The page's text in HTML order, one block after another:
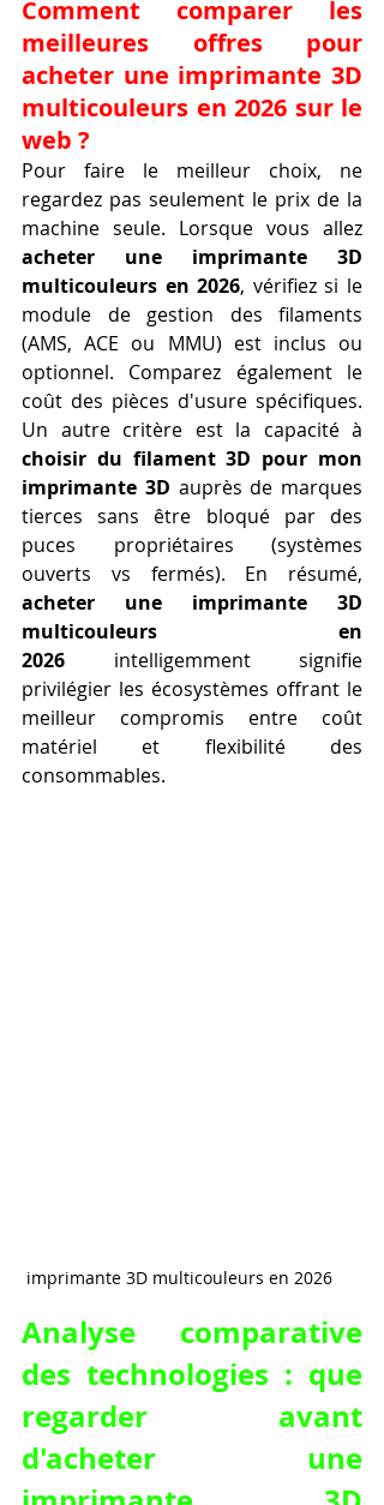
Comment comparer les
meilleures offres pour
acheter une imprimante 3D
multicouleurs en 2026 sur le
web ?
Pour faire le meilleur choix, ne
regardez pas seulement le prix de la
acheter une imprimante 3D
multicouleurs en 2026, vérifiez si le
module de gestion des filaments
(AMS, ACE ou MMU) est inclus ou
optionnel. Comparez également le
coût des pièces d'usure spécifiques.
choisir du filament 3D pour mon
imprimante 3D auprès de marques
tierces sans être bloqué par des
puces propriétaires (systèmes
acheter une imprimante 3D
multicouleurs en
2026 intelligemment signifie
privilégier les écosystèmes offrant le
meilleur compromis entre coût
matériel et flexibilité des
consommables.
imprimante 3D multicouleurs en 2026
Analyse comparative
des technologies : que
regarder avant
d'acheter une